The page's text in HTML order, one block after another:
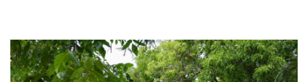
Новини з Зимової школи інсульту в Швейцарії